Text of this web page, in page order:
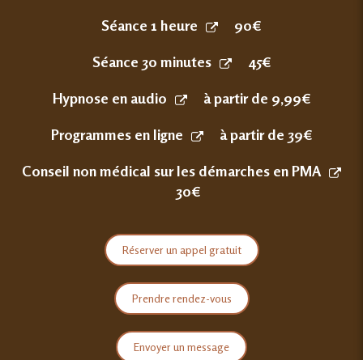
Séance 1 heure 90€
Séance 30 minutes 45€
Hypnose en audio à partir de 9,99€
Programmes en ligne à partir de 39€
Conseil non médical sur les démarches en PMA
30€
Réserver un appel gratuit
Prendre rendez-vous
Envoyer un message